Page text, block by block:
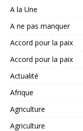
A la Une
A ne pas manquer
Accord pour la paix
Accord pour la paix
Actualité
Afrique
Agriculture
Agriculture